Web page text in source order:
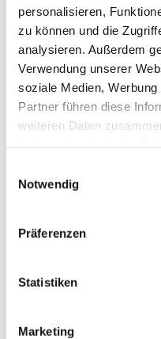
personalisieren,
zu können und die
analysieren. Außerdem
Verwendung unserer
soziale Medien,
Partner führen diese
weiteren Daten
Notwendig
Präferenzen
Statistiken
Marketing